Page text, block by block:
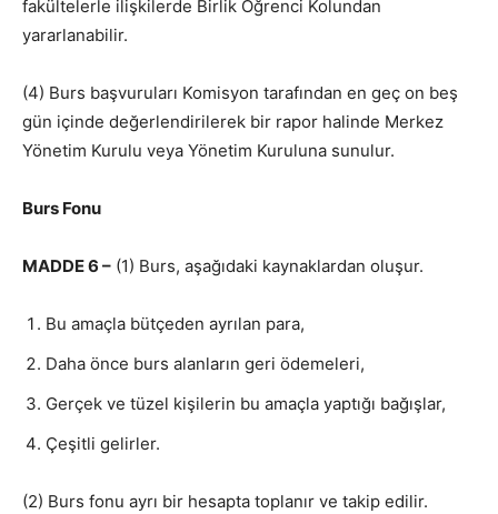
fakültelerle ilişkilerde Birlik Öğrenci Kolundan
yararlanabilir.
(4) Burs başvuruları Komisyon tarafından en geç on beş
gün içinde değerlendirilerek bir rapor halinde Merkez
Yönetim Kurulu veya Yönetim Kuruluna sunulur.
Burs Fonu
MADDE 6 – (1) Burs, aşağıdaki kaynaklardan oluşur.
Bu amaçla bütçeden ayrılan para,
Daha önce burs alanların geri ödemeleri,
Gerçek ve tüzel kişilerin bu amaçla yaptığı bağışlar,
Çeşitli gelirler.
(2) Burs fonu ayrı bir hesapta toplanır ve takip edilir.